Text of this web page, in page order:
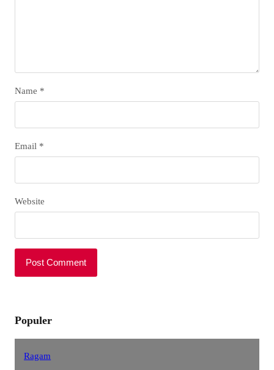
Name *
Email *
Website
Populer
Ragam